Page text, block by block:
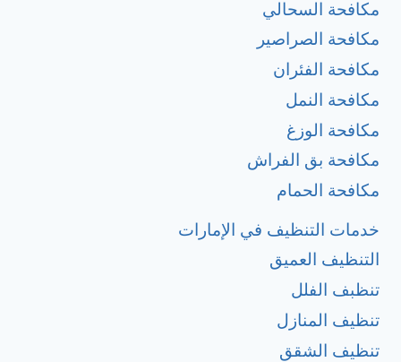
مكافحة السحالي
مكافحة الصراصير
مكافحة الفئران
مكافحة النمل
مكافحة الوزغ
مكافحة بق الفراش
مكافحة الحمام
خدمات التنظيف في الإمارات
التنظيف العميق
تنظبف الفلل
تنظيف المنازل
تنظيف الشقق